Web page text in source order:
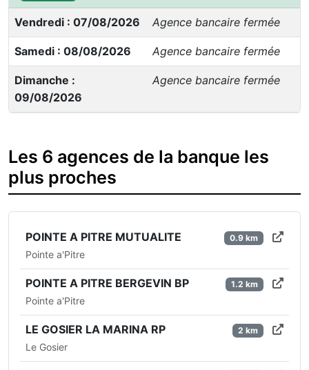
Vendredi : 07/08/2026 Agence bancaire fermée
Samedi : 08/08/2026 Agence bancaire fermée
Dimanche :
09/08/2026
Agence bancaire fermée
Les 6 agences de la banque les
plus proches
POINTE A PITRE MUTUALITE
Pointe a'Pitre
0.9 km
POINTE A PITRE BERGEVIN BP
Pointe a'Pitre
1.2 km
LE GOSIER LA MARINA RP
Le Gosier
2 km